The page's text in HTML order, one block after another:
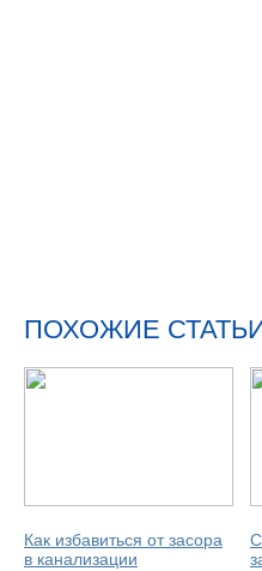
ПОХОЖИЕ
Как избавиться от засора
в канализации